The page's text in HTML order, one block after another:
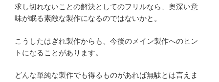
求し切れないことの解決としてのフリルなら、奥深い意
味が眠る素敵な製作になるのではないかと。
こうしたはぎれ製作からも、今後のメイン製作へのヒン
トになることがあります。
どんな単純な製作でも得るものがあれば無駄とは言えま